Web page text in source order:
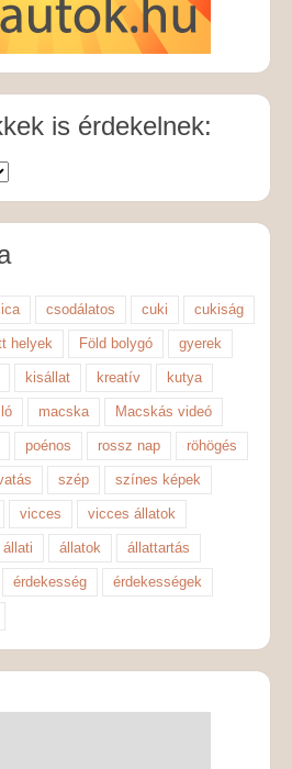
is érdekelnek:
csodálatos cuki cukiság
helyek Föld bolygó gyerek
kisállat kreatív kutya
ló macska Macskás videó
poénos rossz nap röhögés
szép színes képek
vicces vicces állatok
állati állatok állattartás
érdekesség érdekességek